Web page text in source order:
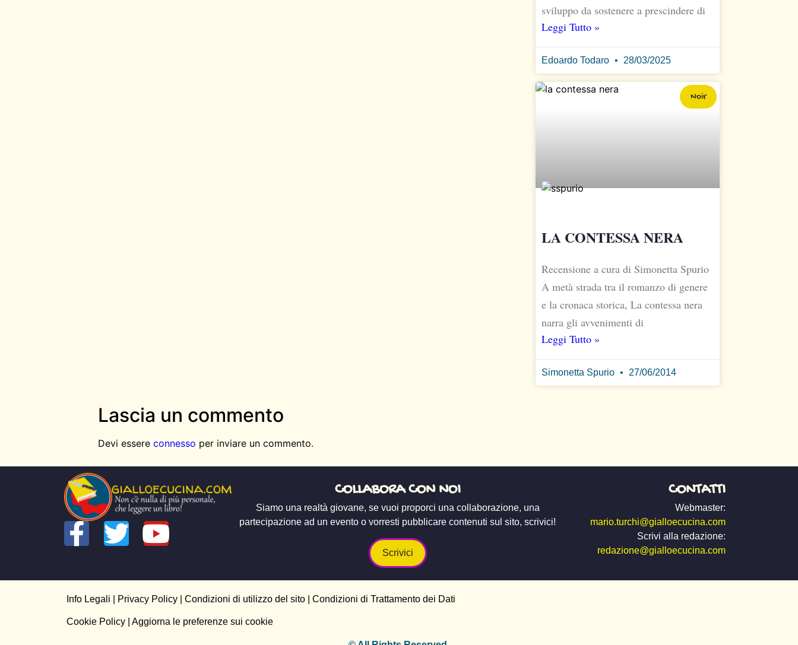
sviluppo da sostenere a prescindere di
Leggi Tutto »
Edoardo Todaro 28/03/2025
Noir
LA CONTESSA NERA
Recensione a cura di Simonetta Spurio
A metà strada tra il romanzo di genere
e la cronaca storica, La contessa nera
narra gli avvenimenti di
Leggi Tutto »
Simonetta Spurio 27/06/2014
Lascia un commento
Devi essere connesso per inviare un commento.
COLLABORA CON NOI
Siamo una realtà giovane, se vuoi proporci una collaborazione, una
partecipazione ad un evento o vorresti pubblicare contenuti sul sito, scrivici!
Scrivici
CONTATTI
Webmaster:
mario.turchi@gialloecucina.com
Scrivi alla redazione:
redazione@gialloecucina.com
Info Legali Privacy Policy Condizioni di utilizzo del sito Condizioni di Trattamento dei Dati
Cookie Policy | Aggiorna le preferenze sui cookie